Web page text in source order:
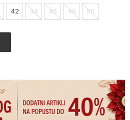
42 44 46 48 50